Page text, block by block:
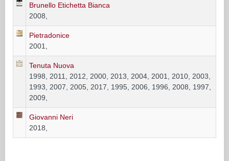
Brunello Etichetta Bianca
2008,
Pietradonice
2001,
Tenuta Nuova
1998, 2011, 2012, 2000, 2013, 2004, 2001, 2010, 2003,
1993, 2007, 2005, 2017, 1995, 2006, 1996, 2008, 1997,
2009,
Giovanni Neri
2018,